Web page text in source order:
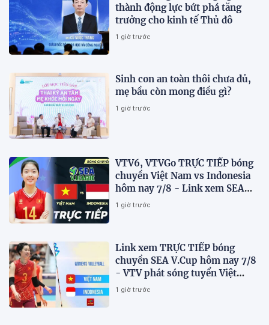
thành động lực bứt phá tăng
trưởng cho kinh tế Thủ đô
1 giờ trước
Sinh con an toàn thôi chưa đủ,
mẹ bầu còn mong điều gì?
1 giờ trước
VTV6, VTVGo TRỰC TIẾP bóng
chuyền Việt Nam vs Indonesia
hôm nay 7/8 - Link xem SEA
V.Cup 2026 mới nhất
1 giờ trước
Link xem TRỰC TIẾP bóng
chuyền SEA V.Cup hôm nay 7/8
- VTV phát sóng tuyển Việt
Nam đấu Indonesia
1 giờ trước